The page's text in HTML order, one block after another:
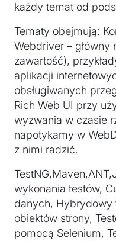
każdy temat od
Tematy obejmują:
Webdriver –
zawartość),
aplikacji
obsługiwanych
Rich Web UI przy
wyzwania w czasie
napotykamy w
z nimi radzić.
wykonania testów,
danych, Hybrydowy
obiektów strony,
pomocą Selenium,